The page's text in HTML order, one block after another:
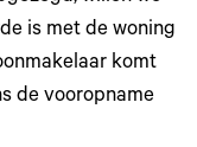
is met de woning
komt
de vooropname